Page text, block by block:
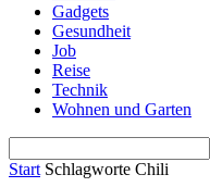
Gadgets
Gesundheit
Job
Reise
Technik
Wohnen und Garten
Start Schlagworte Chili